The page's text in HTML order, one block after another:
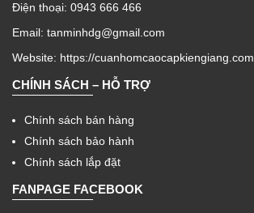
Điện thoại: 0943 666 466
Email: tanminhdg@gmail.com
Website: https://cuanhomcaocapkiengiang.com
CHÍNH SÁCH – HỖ TRỢ
Chính sách bán hàng
Chính sách bảo hành
Chính sách lắp đặt
FANPAGE FACEBOOK